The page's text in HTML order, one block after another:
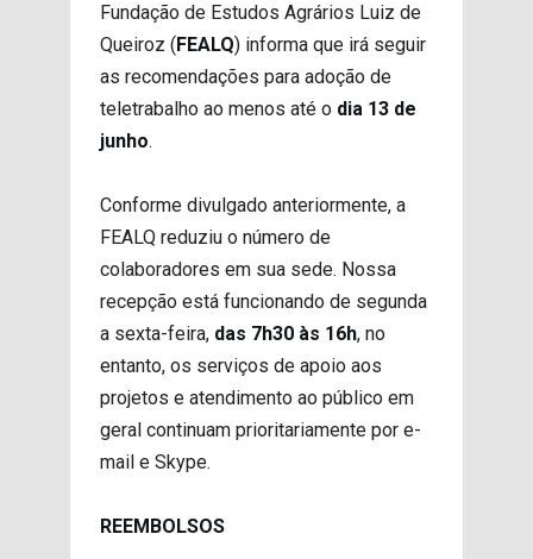
Fundação de Estudos Agrários Luiz de
Queiroz ( FEALQ) informa que irá seguir
as recomendações para adoção de
teletrabalho ao menos até o dia 13 de
junho.
Conforme divulgado anteriormente, a
FEALQ reduziu o número de
colaboradores em sua sede. Nossa
recepção está funcionando de segunda
a sexta-feira, das 7h30 às 16h, no
entanto, os serviços de apoio aos
projetos e atendimento ao público em
geral continuam prioritariamente por e-
mail e Skype.
REEMBOLSOS